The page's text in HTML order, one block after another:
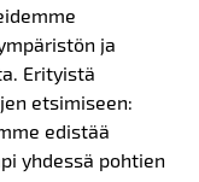
ja
Erityistä
etsimiseen:
edistää
yhdessä pohtien